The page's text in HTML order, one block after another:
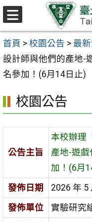
跳至主要內容區
首頁 > 校園公告 > 最
設計師與他們的產地-
名參加！(6月14日止)
校園公告
公告主旨
本校辦理
產地-遊
加！(6月
發佈日期
2026 年 5
發佈單位
實驗研究
選
單